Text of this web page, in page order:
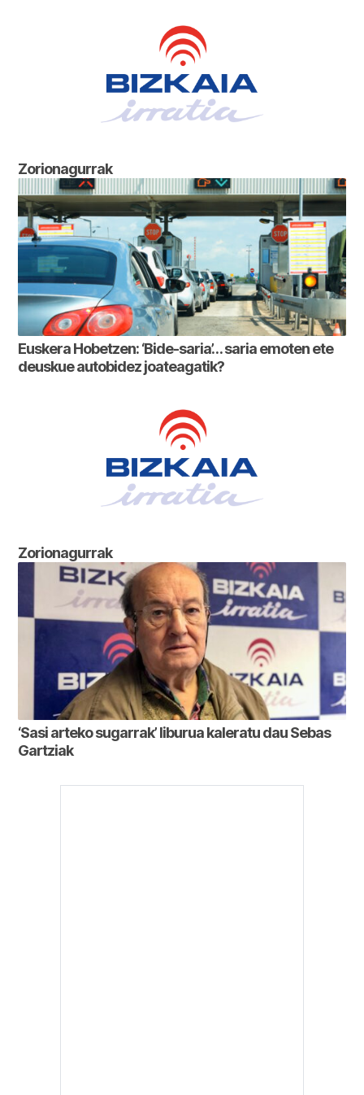
Zorionagurrak
Euskera Hobetzen: ‘Bide-saria’… saria emoten ete
deuskue autobidez joateagatik?
Zorionagurrak
‘Sasi arteko sugarrak’ liburua kaleratu dau Sebas
Gartziak